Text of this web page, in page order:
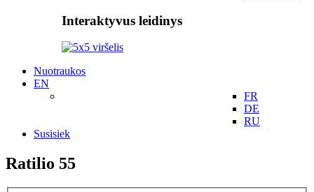
Interaktyvus leidinys
Nuotraukos
EN
FR
DE
RU
Susisiek
Ratilio 55